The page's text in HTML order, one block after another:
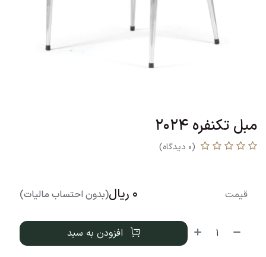
مبل تکنفره 2024
(0 دیدگاه)
افزودن به سبد
قیمت 0 ریال(بدون احتساب مالیات)